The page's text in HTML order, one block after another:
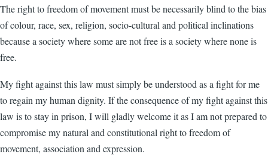
The right to freedom of movement must be necessarily blind to the bias
of colour, race, sex, religion, socio-cultural and political inclinations
because a society where some are not free is a society where none is
free.
My fight against this law must simply be understood as a fight for me
to regain my human dignity. If the consequence of my fight against this
law is to stay in prison, I will gladly welcome it as I am not prepared to
compromise my natural and constitutional right to freedom of
movement, association and expression.